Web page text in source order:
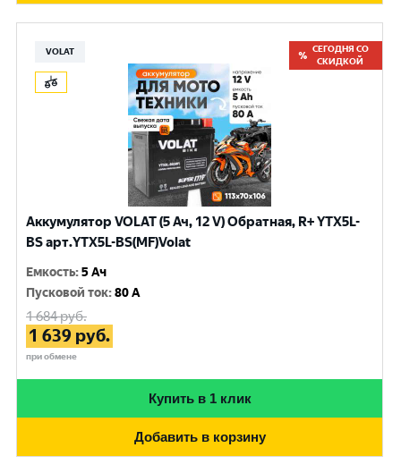
VOLAT
СЕГОДНЯ СО
СКИДКОЙ
Аккумулятор VOLAT (5 Ач, 12 V) Обратная, R+ YTX5L-
BS арт.YTX5L-BS(MF)Volat
Емкость:5 Ач
Пусковой ток:80 A
1 684руб.
1 639 руб.
при обмене
Купить в 1 клик
Добавить в корзину